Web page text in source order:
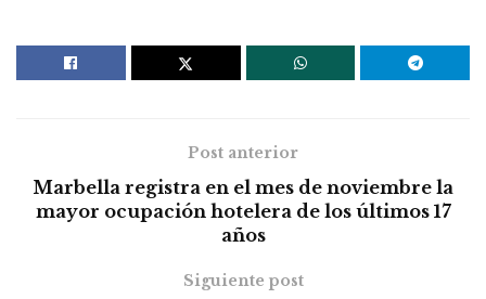
Post anterior
Marbella registra en el mes de noviembre la
mayor ocupación hotelera de los últimos 17
años
Siguiente post